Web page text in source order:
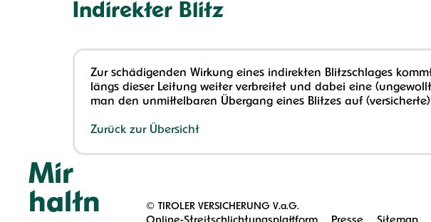
Indirekter Blitz
Zur schädigenden Wirkung eines indirekten Blitzschlages
längs dieser Leitung weiter verbreitet und dabei eine
man den unmittelbaren Übergang eines Blitzes auf
Zurück zur Übersicht
Mir
haltn
© TIROLER VERSICHERUNG V.a.G.